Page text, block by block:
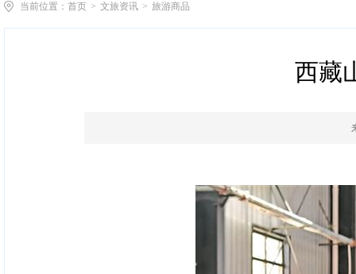
当前位置： 首页 > 文旅资讯 > 旅游商品
西藏